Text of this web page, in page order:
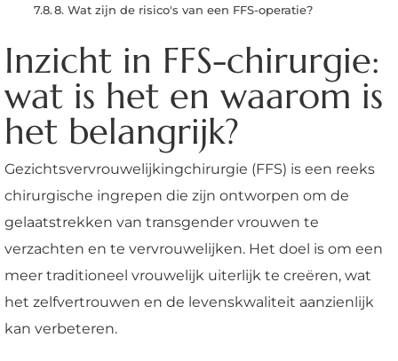
8. Wat zijn de risico's van een FFS-operatie?
Inzicht in FFS-chirurgie:
wat is het en waarom is
het belangrijk?
Gezichtsvervrouwelijkingchirurgie (FFS) is een reeks
chirurgische ingrepen die zijn ontworpen om de
gelaatstrekken van transgender vrouwen te
verzachten en te vervrouwelijken. Het doel is om een
meer traditioneel vrouwelijk uiterlijk te creëren, wat
het zelfvertrouwen en de levenskwaliteit aanzienlijk
kan verbeteren.